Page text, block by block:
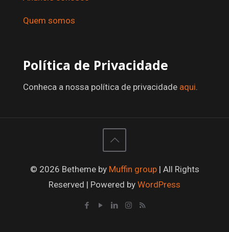
Quem somos
Política de Privacidade
Conheca a nossa política de privacidade aqui.
© 2026 Betheme by Muffin group| All Rights
Reserved | Powered by WordPress